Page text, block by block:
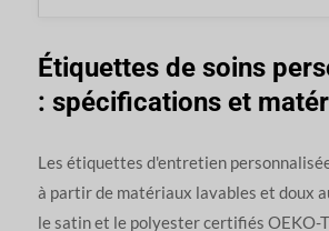
Étiquettes de soins
: spécifications et
Les étiquettes d'entretien
à partir de matériaux lavables et doux
le satin et le polyester certifiés OEKO-